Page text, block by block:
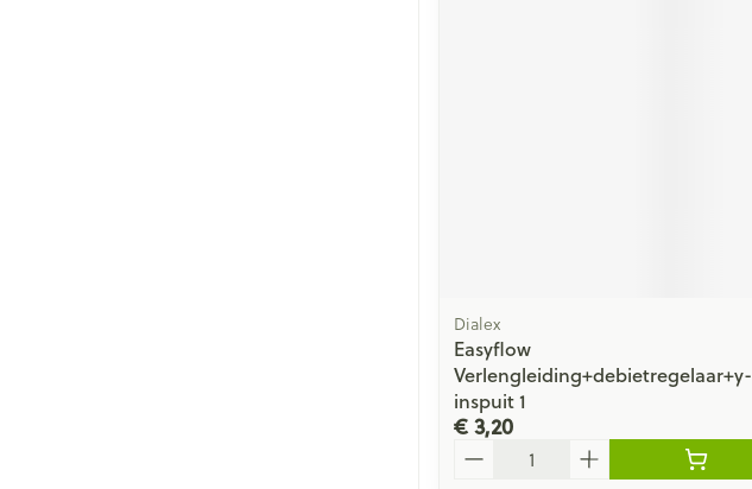
Dialex
Easyflow
Verlengleiding+debietregelaar+y-
inspuit 1
€ 3,20